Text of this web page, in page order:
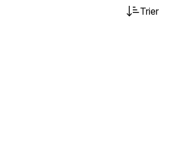
Trier